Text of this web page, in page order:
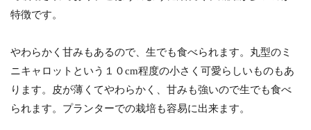
特徴です。
やわらかく甘みもあるので、生でも食べられます。丸型のミ
ニキャロットという１０cm程度の小さく可愛らしいものもあ
ります。皮が薄くてやわらかく、甘みも強いので生でも食べ
られます。プランターでの栽培も容易に出来ます。